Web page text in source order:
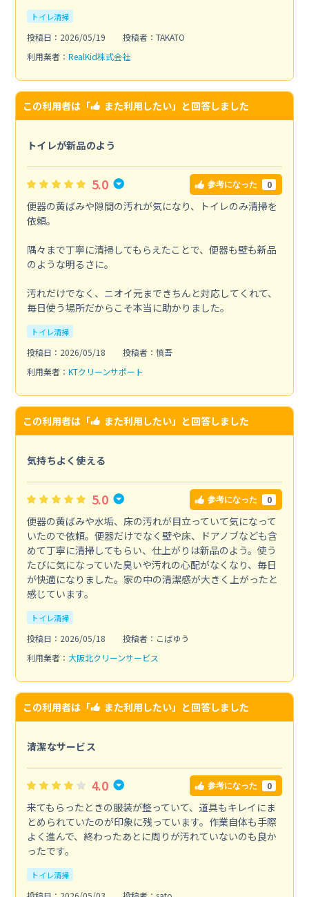
トイレ清掃
投稿日：2026/05/19
投稿者：TAKATO
利用業者： RealKid株式会社
この利用者は「 また利用したい」と回答しました
トイレが新品のよう
5.0 参考になった 0
便器の黄ばみや隙間の汚れが気になり、トイレのみ清掃を
依頼。
隅々まで丁寧に清掃してもらえたことで、便器も壁も新品
のような明るさに。
汚れだけでなく、ニオイ元まできちんと対応してくれて、
毎日使う場所だからこそ本当に助かりました。
トイレ清掃
投稿日：2026/05/18
投稿者：慎吾
利用業者： KTクリーンサポート
この利用者は「 また利用したい」と回答しました
気持ちよく使える
5.0 参考になった 0
便器の黄ばみや水垢、床の汚れが目立っていて気になって
いたので依頼。便器だけでなく壁や床、ドアノブなども含
めて丁寧に清掃してもらい、仕上がりは新品のよう。使う
たびに気になっていた臭いや汚れの心配がなくなり、毎日
が快適になりました。家の中の清潔感が大きく上がったと
感じています。
トイレ清掃
投稿日：2026/05/18
投稿者：こばゆう
利用業者： 大阪北クリーンサービス
この利用者は「 また利用したい」と回答しました
清潔なサービス
4.0 参考になった 0
来てもらったときの服装が整っていて、道具もキレイにま
とめられていたのが印象に残っています。作業自体も手際
よく進んで、終わったあとに周りが汚れていないのも良か
ったです。
トイレ清掃